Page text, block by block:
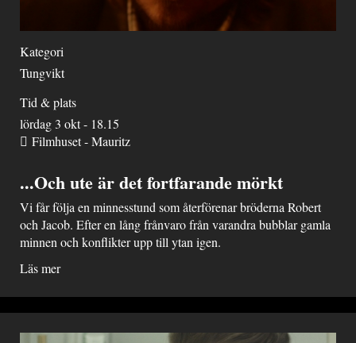
Kategori
Tungvikt
Tid & plats
lördag 3 okt - 18.15
Filmhuset - Mauritz
...Och ute är det fortfarande mörkt
Vi får följa en minnesstund som återförenar bröderna Robert
och Jacob. Efter en lång frånvaro från varandra bubblar gamla
minnen och konflikter upp till ytan igen.
Läs mer